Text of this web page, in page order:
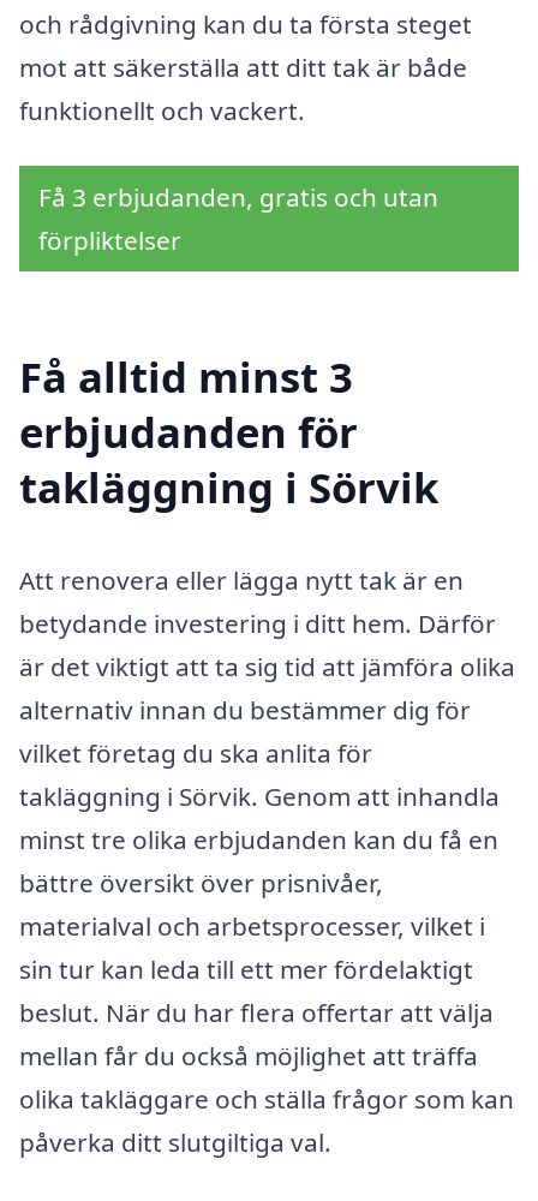
och rådgivning kan du ta första steget
mot att säkerställa att ditt tak är både
funktionellt och vackert.
Få 3 erbjudanden, gratis och utan
förpliktelser
Få alltid minst 3
erbjudanden för
takläggning i Sörvik
Att renovera eller lägga nytt tak är en
betydande investering i ditt hem. Därför
är det viktigt att ta sig tid att jämföra olika
alternativ innan du bestämmer dig för
vilket företag du ska anlita för
takläggning i Sörvik. Genom att inhandla
minst tre olika erbjudanden kan du få en
bättre översikt över prisnivåer,
materialval och arbetsprocesser, vilket i
sin tur kan leda till ett mer fördelaktigt
beslut. När du har flera offertar att välja
mellan får du också möjlighet att träffa
olika takläggare och ställa frågor som kan
påverka ditt slutgiltiga val.